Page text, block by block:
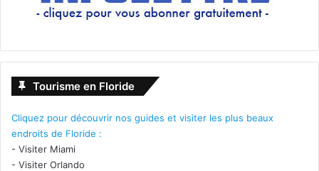
Tourisme en Floride
Cliquez pour découvrir nos guides et visiter les plus beaux
endroits de Floride :
- Visiter Miami
- Visiter Orlando